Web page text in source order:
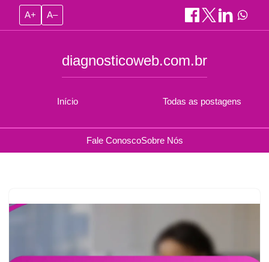
A+ A–
Início
diagnosticoweb.com.br
Todas as postagens
Fale ConoscoSobre Nós